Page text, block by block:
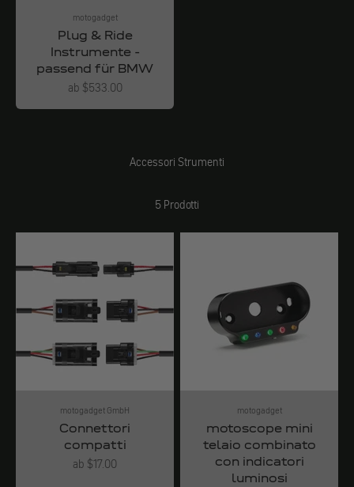
motogadget
Plug & Ride
Instrumente -
passend für BMW
Angebot
ab $533.00
Accessori Strumenti
5 Prodotti
motogadget GmbH
Connettori
compatti
Angebot
ab $17.00
motogadget
motoscope mini
telaio combinato
con indicatori
luminosi